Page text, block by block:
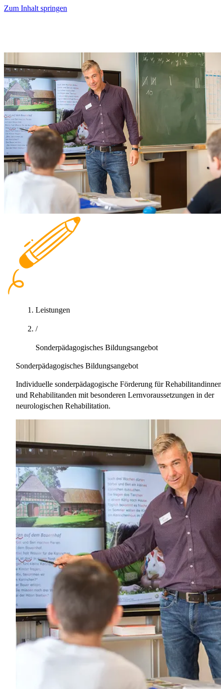
Zum Inhalt springen
Leistungen
/
Sonderpädagogisches Bildungsangebot
Sonderpädagogisches Bildungsangebot
Individuelle sonderpädagogische Förderung für
und Rehabilitanden mit besonderen Lernvoraussetzungen in der
neurologischen Rehabilitation.